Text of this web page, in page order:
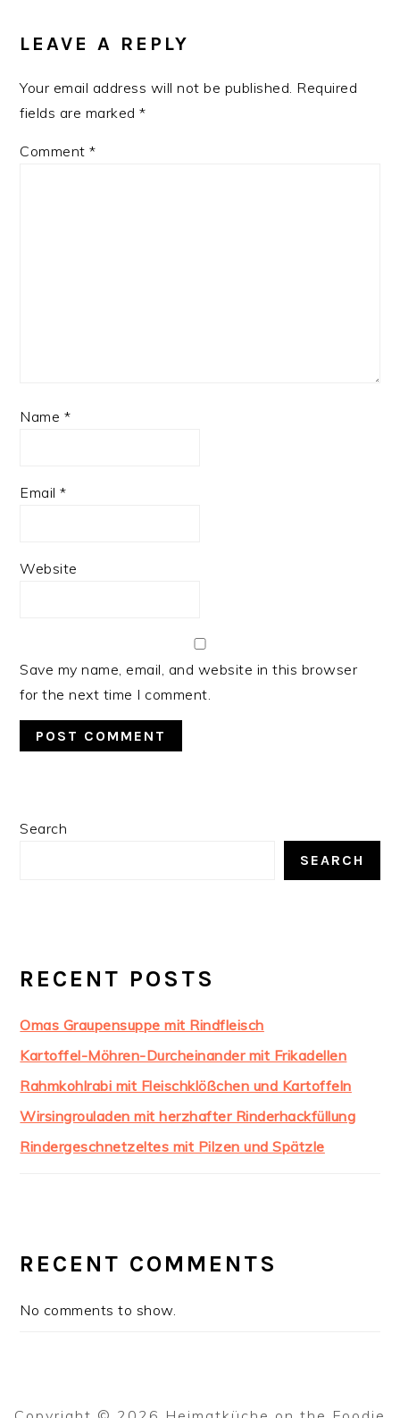
INTERACTIONS
LEAVE A REPLY
Your email address will not be published. Required
fields are marked*
Comment*
Name *
Email*
Website
Save my name, email, and website in this browser
for the next time I comment.
PRIMARY
Search
SEARCH
RECENT POSTS
Omas Graupensuppe mit Rindfleisch
Kartoffel-Möhren-Durcheinander mit Frikadellen
Rahmkohlrabi mit Fleischklößchen und Kartoffeln
Wirsingrouladen mit herzhafter Rinderhackfüllung
Rindergeschnetzeltes mit Pilzen und Spätzle
RECENT COMMENTS
No comments to show.